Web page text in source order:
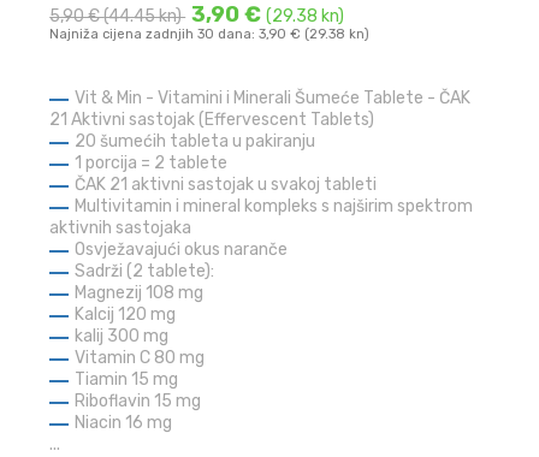
5,90 €(44.45 kn) 3,90 €(29.38 kn)
Najniža cijena zadnjih 30 dana: 3,90 € (29.38 kn)
Vit & Min - Vitamini i Minerali Šumeće Tablete - ČAK
21 Aktivni sastojak (Effervescent Tablets)
20 šumećih tableta u pakiranju
1 porcija = 2 tablete
ČAK 21 aktivni sastojak u svakoj tableti
Multivitamin i mineral kompleks s najširim spektrom
aktivnih sastojaka
Osvježavajući okus naranče
Sadrži (2 tablete):
Magnezij 108 mg
Kalcij 120 mg
kalij 300 mg
Vitamin C 80 mg
Tiamin 15 mg
Riboflavin 15 mg
Niacin 16 mg
...